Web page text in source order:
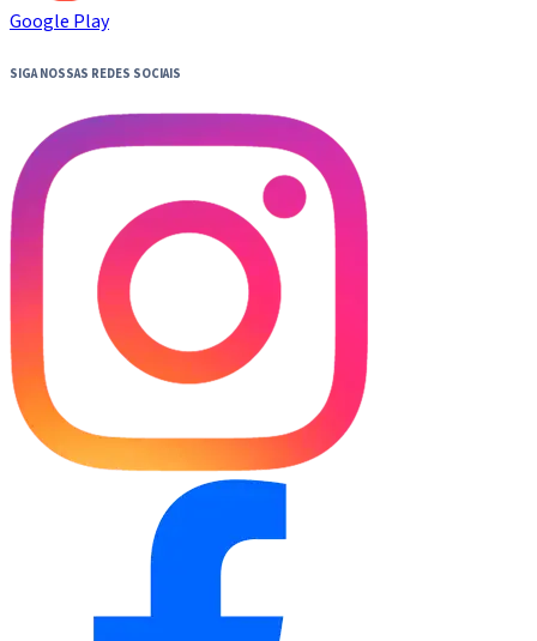
Google Play
SIGA NOSSAS REDES SOCIAIS